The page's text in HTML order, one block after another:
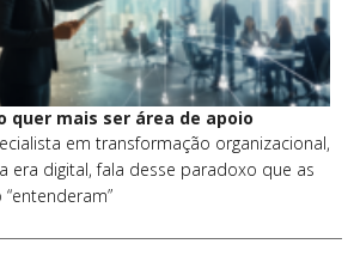
quer mais ser área de apoio
em transformação organizacional,
era digital, fala desse paradoxo que as